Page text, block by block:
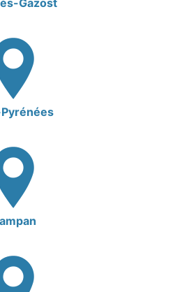
Gazost